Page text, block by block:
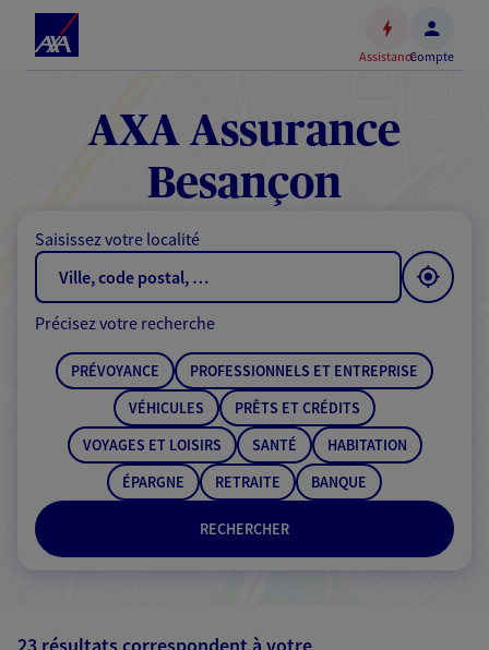
Accéder
contenu
principal
Accéder
au
de
AssistanceCompte
AXA Assurance
Besançon
Saisissez votre localité
RECHERCHER
Précisez votre recherche
PRÉVOYANCE
PROFESSIONNELS ET ENTREPRISE
VÉHICULES
PRÊTS ET CRÉDITS
VOYAGES ET LOISIRS
SANTÉ
HABITATION
ÉPARGNE
RETRAITE BANQUE